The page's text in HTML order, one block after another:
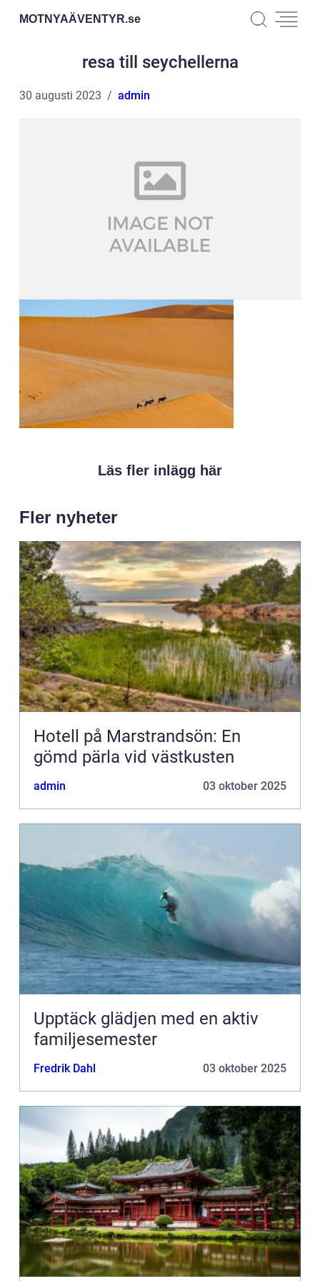
MOTNYAÄVENTYR.se
resa till seychellerna
30 augusti 2023 admin
Läs fler inlägg här
Fler nyheter
Hotell på Marstrandsön: En
gömd pärla vid västkusten
admin 03 oktober 2025
Upptäck glädjen med en aktiv
familjesemester
Fredrik Dahl 03 oktober 2025